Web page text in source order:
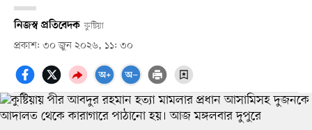
নিজস্ব প্রতিবেদক কুষ্টিয়া
প্রকাশ: ৩০ জুন ২০২৬, ১১: ৩০